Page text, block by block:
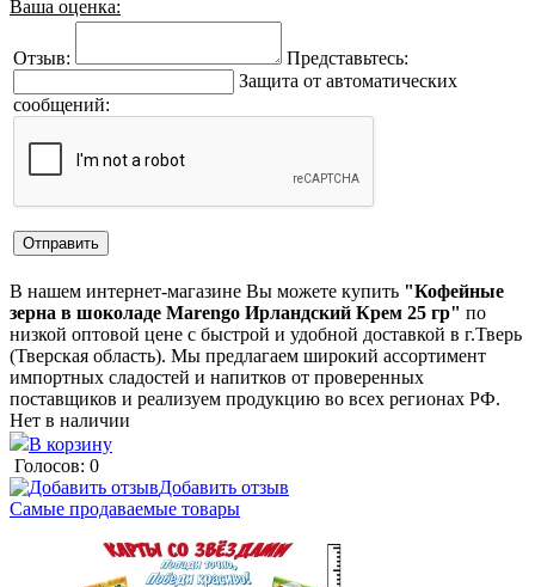
Ваша оценка:
Отзыв:
Представьтесь:
Защита от автоматических
сообщений:
В нашем интернет-магазине Вы можете купить "Кофейные
зерна в шоколаде Marengo Ирландский Крем 25 гр" по
низкой оптовой цене с быстрой и удобной доставкой в г.Тверь
(Тверская область). Мы предлагаем широкий ассортимент
импортных сладостей и напитков от проверенных
поставщиков и реализуем продукцию во всех регионах РФ.
Нет в наличии
В корзину
Голосов: 0
Добавить отзыв
Самые продаваемые товары